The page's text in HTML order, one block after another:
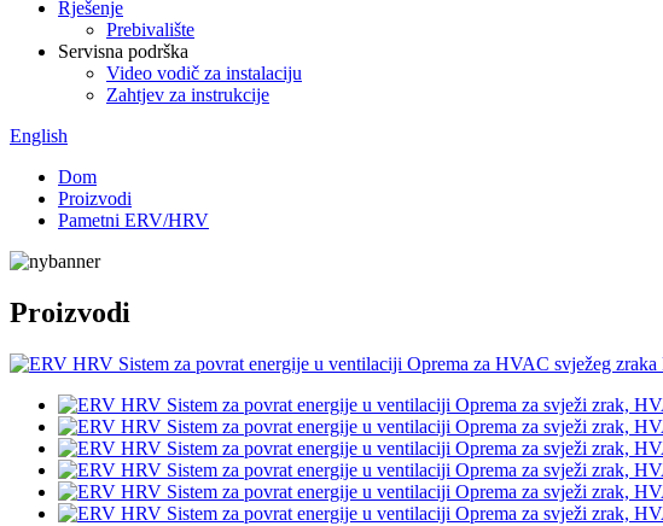
Rješenje
Prebivalište
Servisna podrška
Video vodič za instalaciju
Zahtjev za instrukcije
English
Dom
Proizvodi
Pametni ERV/HRV
Proizvodi